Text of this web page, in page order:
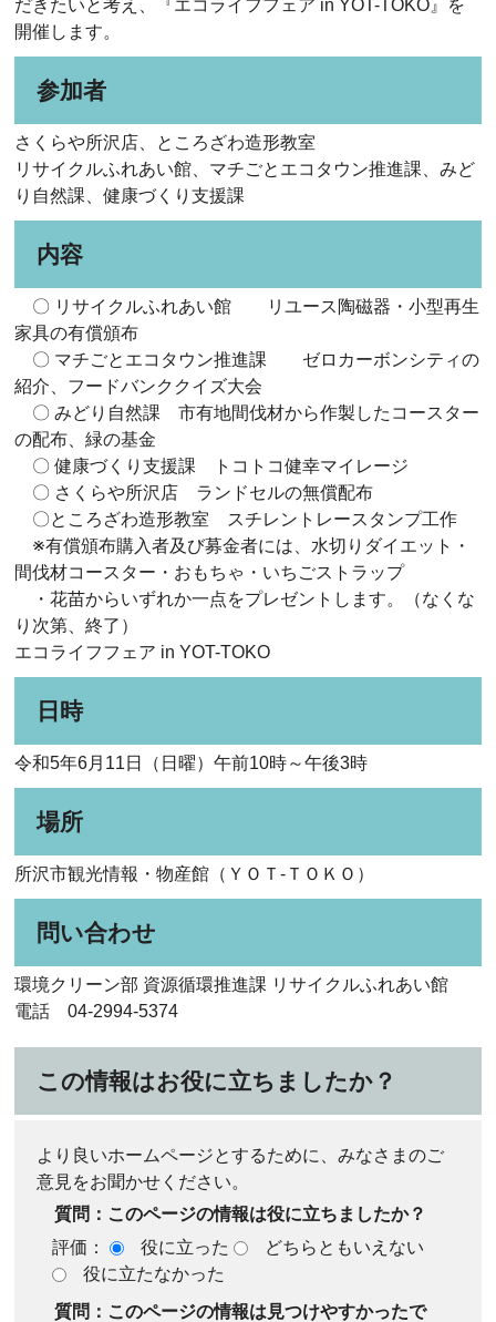
だきたいと考え、『エコライフフェア in YOT-TOKO』を
開催します。
参加者
さくらや所沢店、ところざわ造形教室
リサイクルふれあい館、マチごとエコタウン推進課、みど
り自然課、健康づくり支援課
内容
〇 リサイクルふれあい館 リユース陶磁器・小型再生
家具の有償頒布
〇 マチごとエコタウン推進課 ゼロカーボンシティの
紹介、フードバンククイズ大会
〇 みどり自然課 市有地間伐材から作製したコースター
の配布、緑の基金
〇 健康づくり支援課 トコトコ健幸マイレージ
〇 さくらや所沢店 ランドセルの無償配布
〇ところざわ造形教室 スチレントレースタンプ工作
※有償頒布購入者及び募金者には、水切りダイエット・
間伐材コースター・おもちゃ・いちごストラップ
・花苗からいずれか一点をプレゼントします。（なくな
り次第、終了）
エコライフフェア in YOT-TOKO
日時
令和5年6月11日（日曜）午前10時～午後3時
場所
所沢市観光情報・物産館（ＹＯＴ-ＴＯＫＯ）
問い合わせ
環境クリーン部 資源循環推進課 リサイクルふれあい館
電話 04-2994-5374
この情報はお役に立ちましたか？
より良いホームページとするために、みなさまのご
意見をお聞かせください。
質問：このページの情報は役に立ちましたか？
評価：
役に立った
どちらともいえない
役に立たなかった
質問：このページの情報は見つけやすかったで